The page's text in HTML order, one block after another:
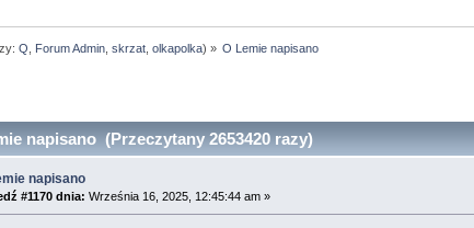
Q Forum Admin, skrzat, olkapolka) » O Lemie napisano
napisano (Przeczytany 2653420 razy)
napisano
#1170 dnia: Września 16, 2025, 12:45:44 am »